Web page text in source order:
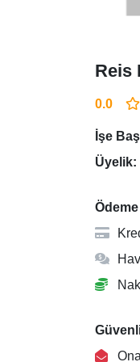
Reis
0.0
İşe
Üyelik: